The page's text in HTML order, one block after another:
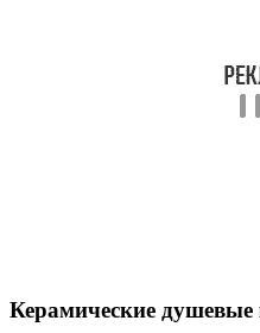
Керамические